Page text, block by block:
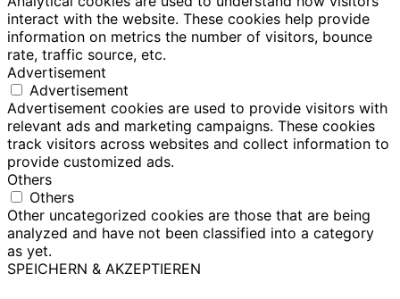
interact with the website. These cookies help provide
information on metrics the number of visitors, bounce
rate, traffic source, etc.
Advertisement
Advertisement
Advertisement cookies are used to provide visitors with
relevant ads and marketing campaigns. These cookies
track visitors across websites and collect information to
provide customized ads.
Others
Others
Other uncategorized cookies are those that are being
analyzed and have not been classified into a category
as yet.
SPEICHERN & AKZEPTIEREN